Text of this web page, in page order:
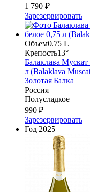
1 790 ₽
Зарезервировать
Объем0.75 L
Крепость13°
Балаклава Мускат
л (Balaklava
Золотая Балка
Россия
Полусладкое
990 ₽
Зарезервировать
Год 2025